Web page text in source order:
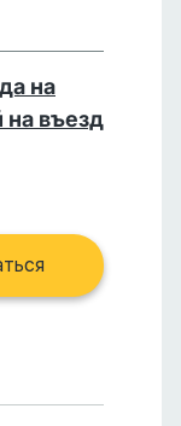
на
на въезд